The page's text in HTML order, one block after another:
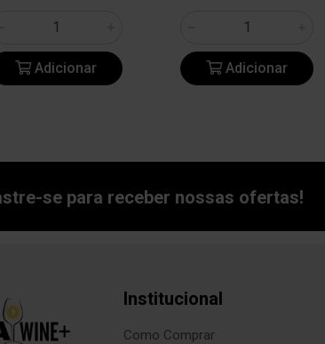
Adicionar Adicionar
se para receber nossas ofertas!
Institucional
Como Comprar